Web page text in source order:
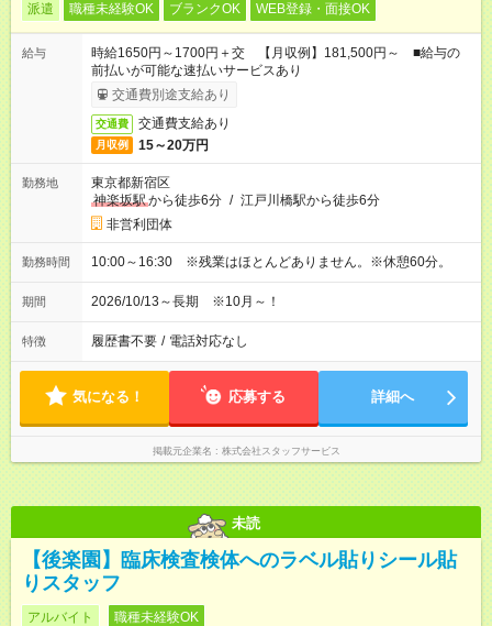
派遣 職種未経験OK ブランクOK WEB登録・面接OK
給与
時給1650円～1700円＋交 【月収例】181,500円～ ■給与の
前払いが可能な速払いサービスあり
交通費別途支給あり
交通費 交通費支給あり
月収例 15～20万円
勤務地
東京都新宿区
神楽坂駅から徒歩6分 / 江戸川橋駅から徒歩6分
非営利団体
勤務時間 10:00～16:30 ※残業はほとんどありません。※休憩60分。
期間 2026/10/13～長期 ※10月～！
特徴 履歴書不要 / 電話対応なし
気になる！ 応募する 詳細へ
掲載元企業名 株式会社スタッフサービス
未読
【後楽園】臨床検査検体へのラベル貼りシール貼
りスタッフ
アルバイト 職種未経験OK